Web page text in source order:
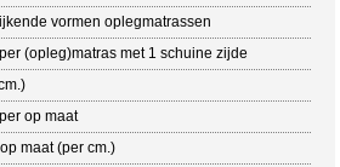
vormen oplegmatrassen
(opleg)matras met 1 schuine zijde
op maat
maat (per cm.)